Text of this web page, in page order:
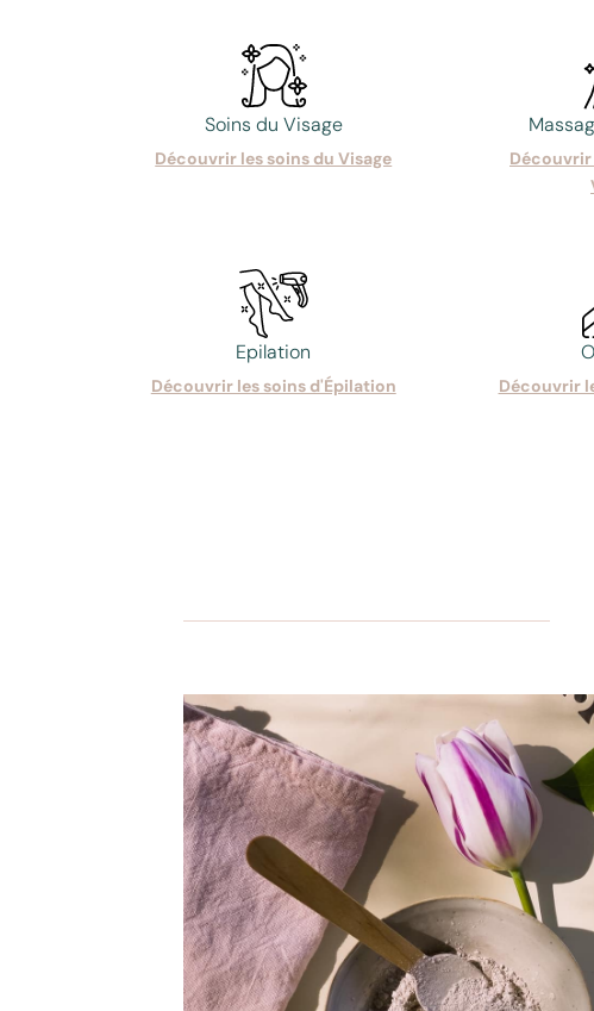
Soins du Visage
Découvrir les soins du Visage
Découvrir
Epilation
Découvrir les soins d'Épilation Découvrir